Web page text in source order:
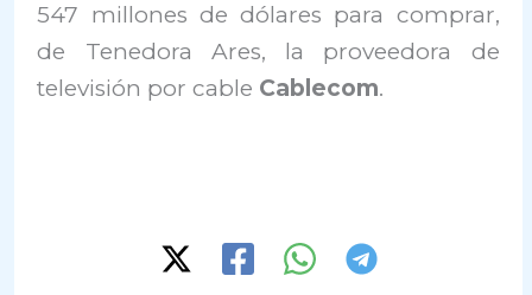
547 millones de dólares para comprar,
de Tenedora Ares, la proveedora de
televisión por cable Cablecom.